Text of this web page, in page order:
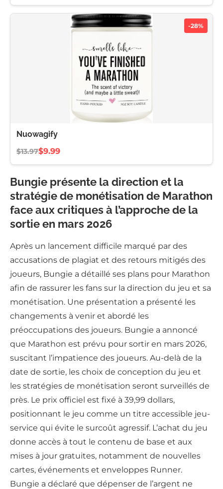
-28%
Nuowagify
$13.97$9.99
Bungie présente la direction et la
stratégie de monétisation de Marathon
face aux critiques à l’approche de la
sortie en mars 2026
Après un lancement difficile marqué par des
accusations de plagiat et des retours mitigés des
joueurs, Bungie a détaillé ses plans pour Marathon
afin de rassurer les fans sur la direction du jeu et sa
monétisation. Une présentation a présenté les
changements à venir et abordé les
préoccupations des joueurs. Bungie a annoncé
que Marathon est prévu pour sortir en mars 2026,
suscitant l’impatience des joueurs. Au-delà de la
date de sortie, les choix de conception du jeu et
les stratégies de monétisation seront surveillés de
près. Le prix officiel est fixé à 39,99 dollars,
positionnant le jeu comme un titre accessible jeu-
service qui évite le surcoût agressif. L’achat du jeu
donne accès à tout le contenu de base et aux
mises à jour gratuites, notamment de nouvelles
cartes, événements et enveloppes Runner.
Bungie a déclaré que dépenser de l’argent ne